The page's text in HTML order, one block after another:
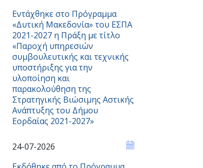
Εντάχθηκε στο Πρόγραμμα
«Δυτική Μακεδονία» του ΕΣΠΑ
2021-2027 η Πράξη με τίτλο
«Παροχή υπηρεσιών
συμβουλευτικής και τεχνικής
υποστήριξης για την
υλοποίηση και
παρακολούθηση της
Στρατηγικής Βιώσιμης Αστικής
Ανάπτυξης του Δήμου
Εορδαίας 2021-2027»
24-07-2026